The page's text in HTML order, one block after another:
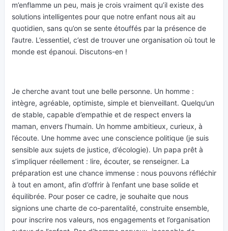
m’enflamme un peu, mais je crois vraiment qu’il existe des
solutions intelligentes pour que notre enfant nous ait au
quotidien, sans qu’on se sente étouffés par la présence de
l’autre. L’essentiel, c’est de trouver une organisation où tout le
monde est épanoui. Discutons-en !
Je cherche avant tout une belle personne. Un homme :
intègre, agréable, optimiste, simple et bienveillant. Quelqu’un
de stable, capable d’empathie et de respect envers la
maman, envers l’humain. Un homme ambitieux, curieux, à
l’écoute. Une homme avec une conscience politique (je suis
sensible aux sujets de justice, d’écologie). Un papa prêt à
s’impliquer réellement : lire, écouter, se renseigner. La
préparation est une chance immense : nous pouvons réfléchir
à tout en amont, afin d’offrir à l’enfant une base solide et
équilibrée. Pour poser ce cadre, je souhaite que nous
signions une charte de co-parentalité, construite ensemble,
pour inscrire nos valeurs, nos engagements et l’organisation